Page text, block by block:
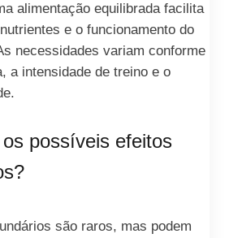
alimentação equilibrada facilita
e o funcionamento do
necessidades variam conforme
a intensidade de treino e o
possíveis efeitos
são raros, mas podem